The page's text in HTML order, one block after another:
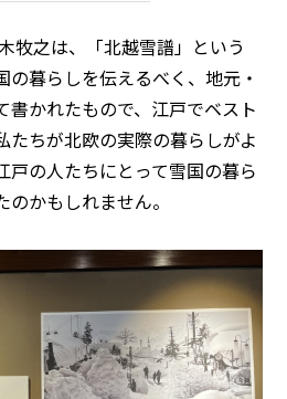
牧之は、「北越雪譜」という
暮らしを伝えるべく、地元・
書かれたもので、江戸でベスト
たちが北欧の実際の暮らしがよ
戸の人たちにとって雪国の暮ら
かもしれません。